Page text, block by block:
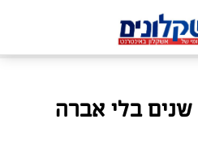
"מה אתה עובר": 6 שנים בלי אברה